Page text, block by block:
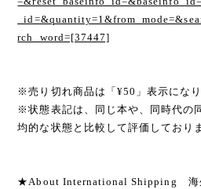
rch_word=[37447]
※売り切れ商品は「¥50」表示にな
※状態表記は、同じ本や、同時代の
均的な状態と比較して評価しており
★About International Shipping 海